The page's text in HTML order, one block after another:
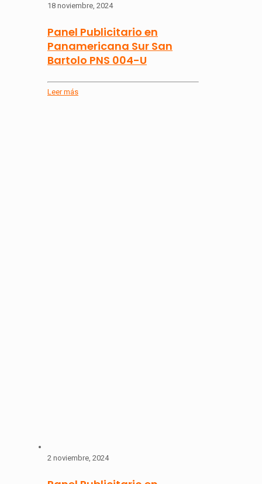
18 noviembre, 2024
Panel Publicitario en
Panamericana Sur San
Bartolo PNS 004-U
Leer más
2 noviembre, 2024